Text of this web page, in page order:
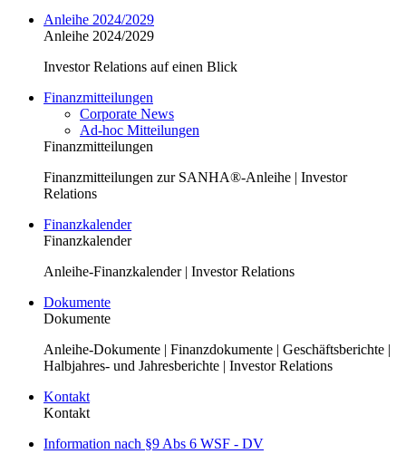
Anleihe 2024/2029
Anleihe 2024/2029
Investor Relations auf einen Blick
Finanzmitteilungen
Corporate News
Ad-hoc Mitteilungen
Finanzmitteilungen
Finanzmitteilungen zur SANHA®-Anleihe | Investor
Relations
Finanzkalender
Finanzkalender
Anleihe-Finanzkalender | Investor Relations
Dokumente
Dokumente
Anleihe-Dokumente | Finanzdokumente | Geschäftsberichte |
Halbjahres- und Jahresberichte | Investor Relations
Kontakt
Kontakt
Information nach §9 Abs 6 WSF - DV